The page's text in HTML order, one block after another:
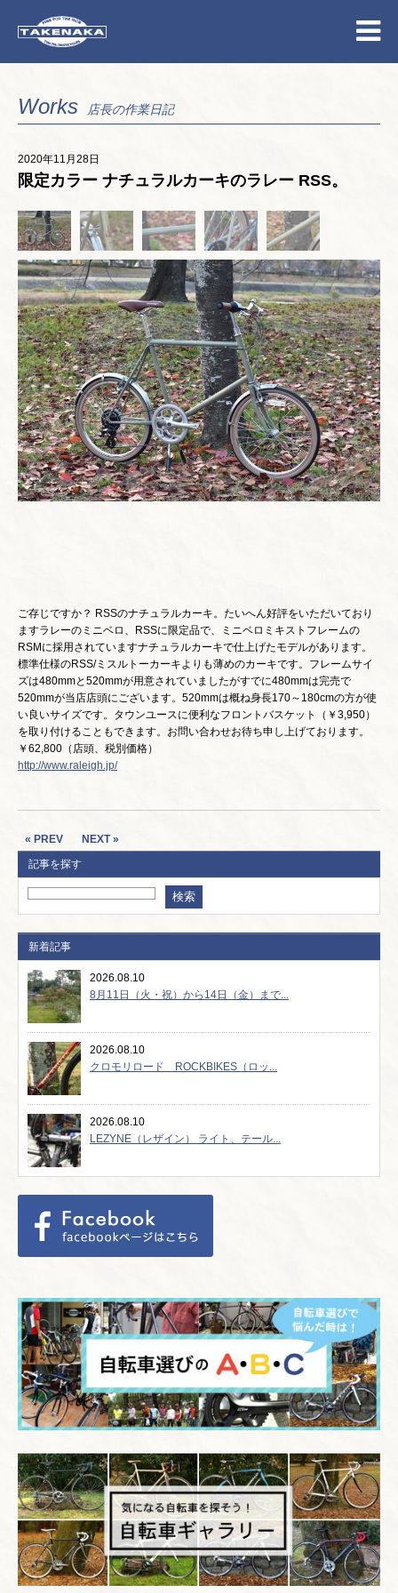
Works 店長の作業日記
2020年11月28日
限定カラー ナチュラルカーキのラレー RSS。
ご存じですか？ RSSのナチュラルカーキ。たいへん好評をいただいており
ますラレーのミニベロ、RSSに限定品で、ミニベロミキストフレームの
RSMに採用されていますナチュラルカーキで仕上げたモデルがあります。
標準仕様のRSS/ミスルトーカーキよりも薄めのカーキです。フレームサイ
ズは480mmと520mmが用意されていましたがすでに480mmは完売で
520mmが当店店頭にございます。520mmは概ね身長170～180cmの方が使
い良いサイズです。タウンユースに便利なフロントバスケット（￥3,950）
を取り付けることもできます。お問い合わせお待ち申し上げております。
￥62,800（店頭、税別価格）
http://www.raleigh.jp/
« PREV
NEXT »
記事を探す
新着記事
2026.08.10
8月11日（火・祝）から14日（金）まで...
2026.08.10
クロモリロード ROCKBIKES（ロッ...
2026.08.10
LEZYNE（レザイン） ライト、テール...